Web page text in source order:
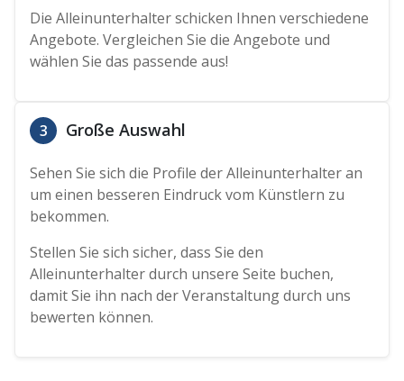
Die Alleinunterhalter schicken Ihnen verschiedene
Angebote. Vergleichen Sie die Angebote und
wählen Sie das passende aus!
3 Große Auswahl
Sehen Sie sich die Profile der Alleinunterhalter an
um einen besseren Eindruck vom Künstlern zu
bekommen.
Stellen Sie sich sicher, dass Sie den
Alleinunterhalter durch unsere Seite buchen,
damit Sie ihn nach der Veranstaltung durch uns
bewerten können.